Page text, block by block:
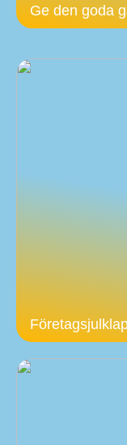
Ge den goda